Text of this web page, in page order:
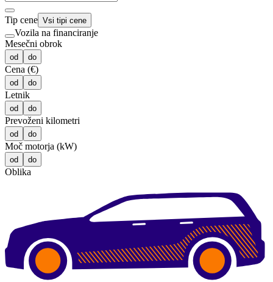
Tip cene Vsi tipi cene
Vozila na financiranje
Mesečni obrok
od do
Cena (€)
od do
Letnik
od do
Prevoženi kilometri
od do
Moč motorja (kW)
od do
Oblika